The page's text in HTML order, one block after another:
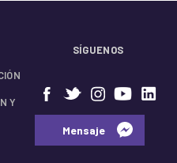
Y
SÍGUENOS
⠀⠀Mensaje⠀